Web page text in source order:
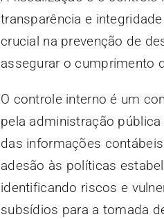
transparência e
crucial na prevenção de
assegurar o cumprimento
O controle interno é um
pela administração
das informações
adesão às políticas
identificando riscos e
subsídios para a tomada